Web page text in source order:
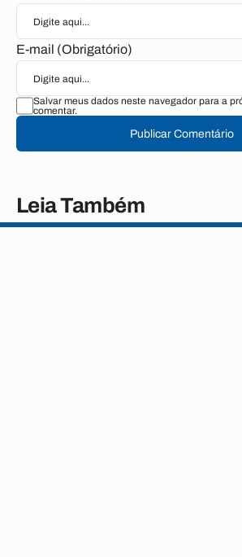
E-mail (Obrigatório)
Salvar meus dados neste navegador para a
comentar.
Publicar Comentário
Leia Também